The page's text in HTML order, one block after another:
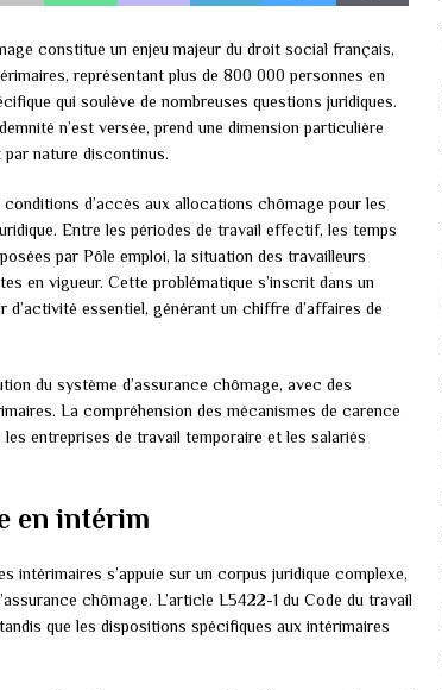
constitue un enjeu majeur du droit social français,
représentant plus de 800 000 personnes en
qui soulève de nombreuses questions juridiques.
n’est versée, prend une dimension particulière
nature discontinus.
d’accès aux allocations chômage pour les
Entre les périodes de travail effectif, les temps
par Pôle emploi, la situation des travailleurs
en vigueur. Cette problématique s’inscrit dans un
essentiel, générant un chiffre d’affaires de
du système d’assurance chômage, avec des
La compréhension des mécanismes de carence
entreprises de travail temporaire et les salariés
en intérim
intérimaires s’appuie sur un corpus juridique complexe,
chômage. L’article L5422-1 du Code du travail
que les dispositions spécifiques aux intérimaires